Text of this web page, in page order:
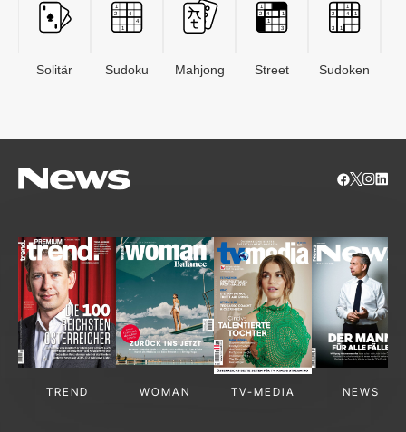
Solitär Sudoku Mahjong Street Sudoken
TREND WOMAN TV-MEDIA NEWS